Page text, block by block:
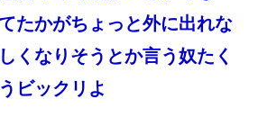
たかがちょっと外に出れな
くなりそうとか言う奴たく
ビックリよ